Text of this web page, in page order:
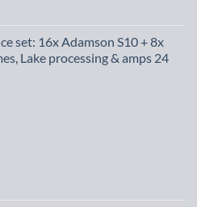
set: 16x Adamson S10 + 8x
Lake processing & amps 24